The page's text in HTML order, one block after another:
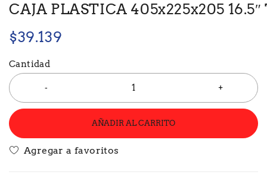
CAJA PLASTICA 405x225x205
$39.139
Cantidad
AÑADIR AL CARRITO